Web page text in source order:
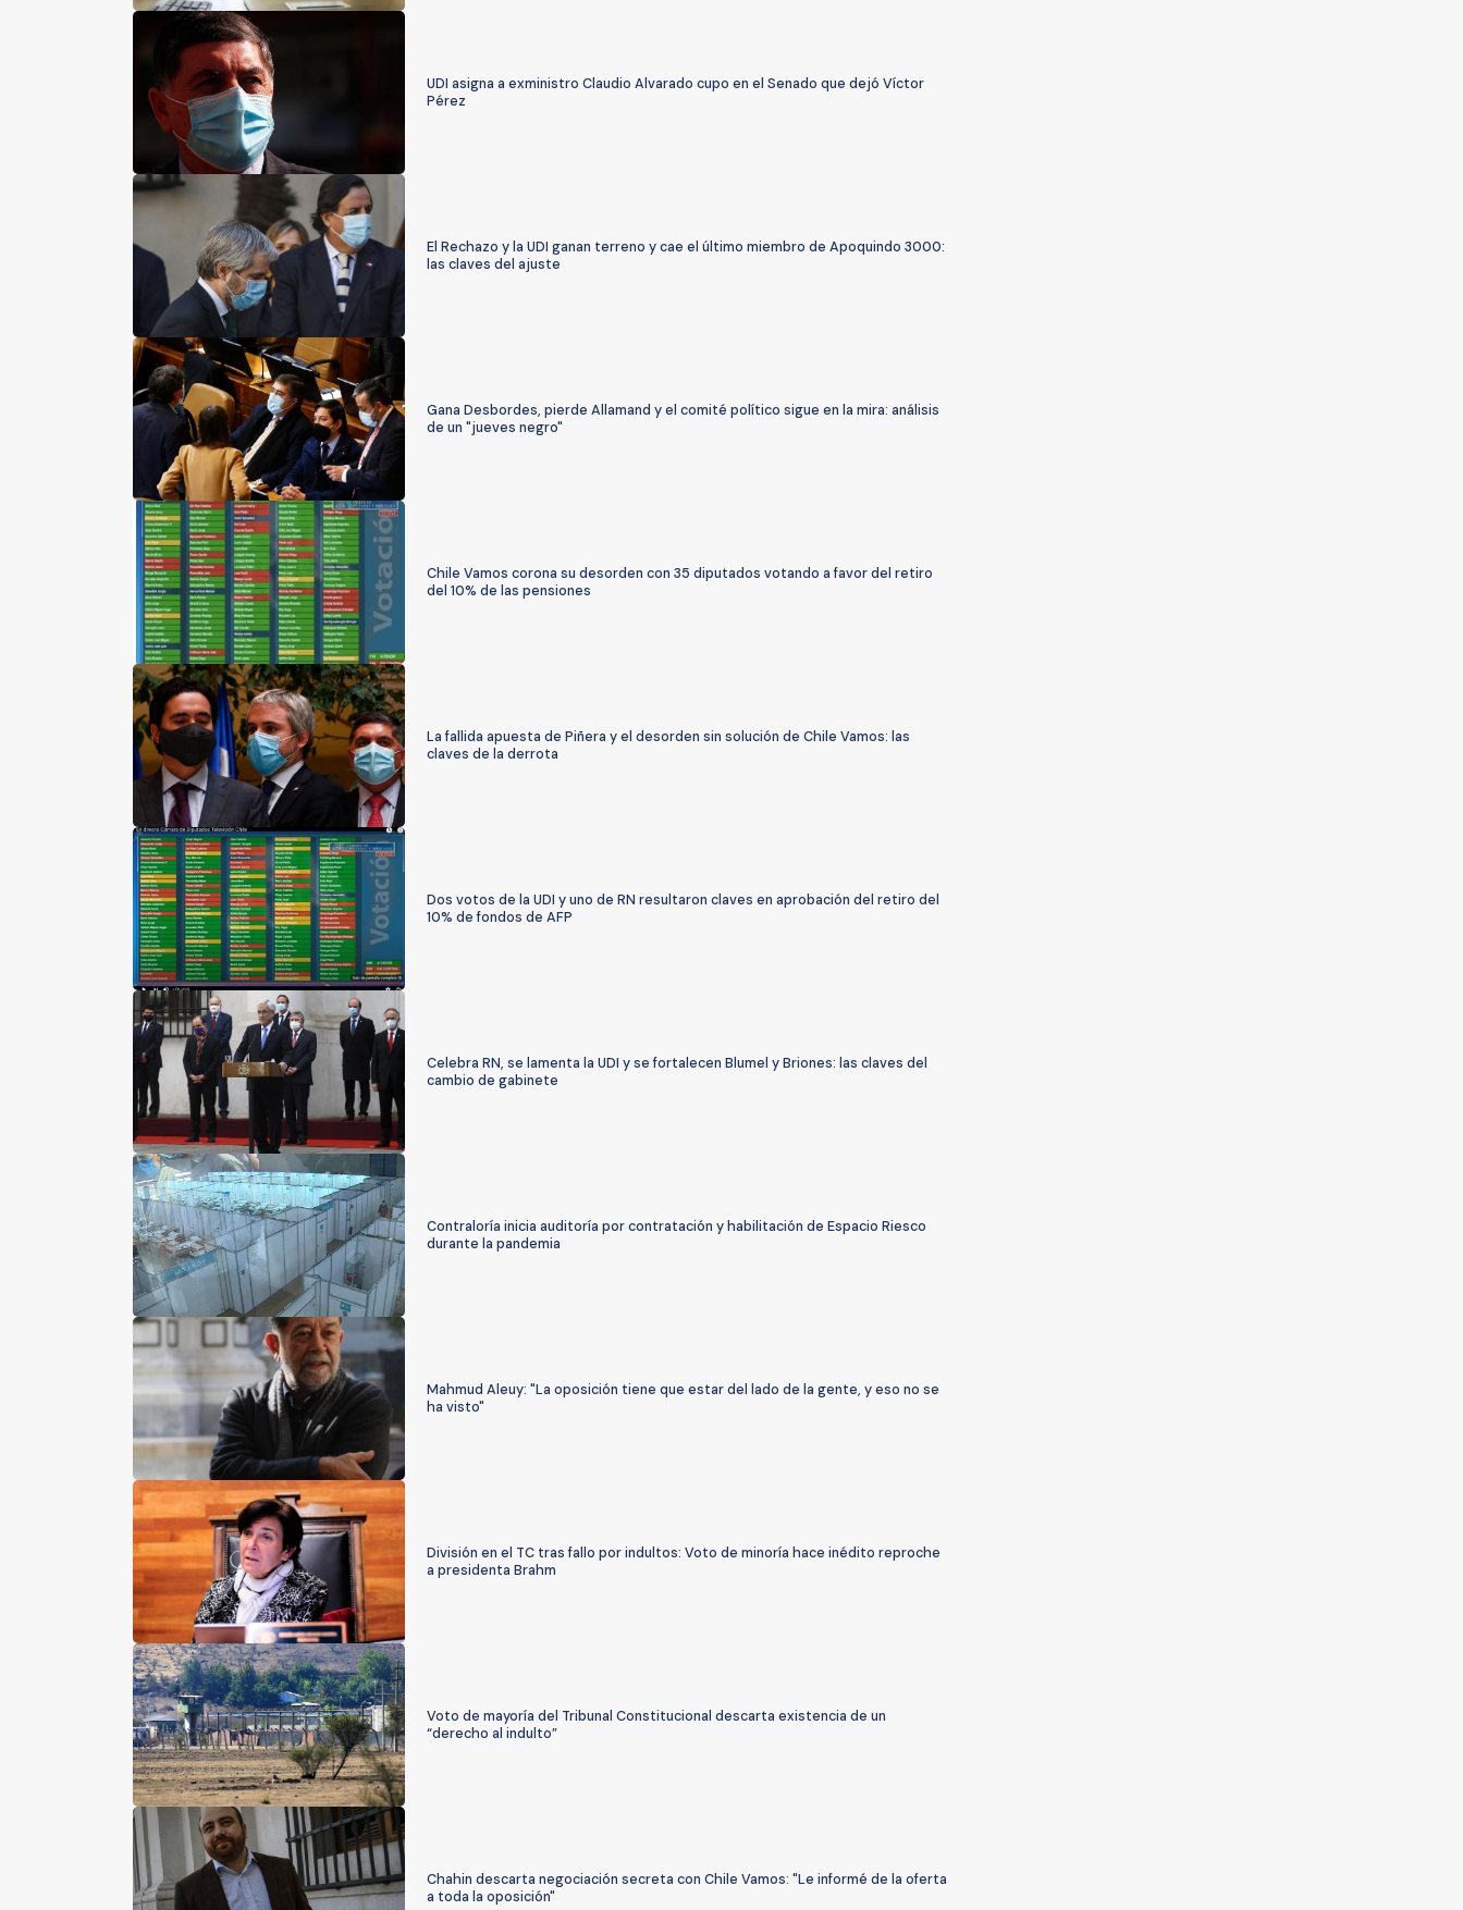
UDI asigna a exministro Claudio Alvarado cupo en el Senado que dejó Víctor
Pérez
El Rechazo y la UDI ganan terreno y cae el último miembro de Apoquindo 3000:
las claves del ajuste
Gana Desbordes, pierde Allamand y el comité político sigue en la mira: análisis
de un "jueves negro"
Chile Vamos corona su desorden con 35 diputados votando a favor del retiro
del 10% de las pensiones
La fallida apuesta de Piñera y el desorden sin solución de Chile Vamos: las
claves de la derrota
Dos votos de la UDI y uno de RN resultaron claves en aprobación del retiro del
10% de fondos de AFP
Celebra RN, se lamenta la UDI y se fortalecen Blumel y Briones: las claves del
cambio de gabinete
Contraloría inicia auditoría por contratación y habilitación de Espacio Riesco
durante la pandemia
Mahmud Aleuy: "La oposición tiene que estar del lado de la gente, y eso no se
ha visto"
División en el TC tras fallo por indultos: Voto de minoría hace inédito reproche
a presidenta Brahm
Voto de mayoría del Tribunal Constitucional descarta existencia de un
“derecho al indulto”
Chahin descarta negociación secreta con Chile Vamos: "Le informé de la oferta
a toda la oposición"